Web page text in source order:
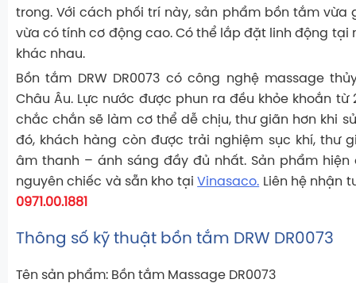
trong. Với cách phối trí này, sản phẩm bồn tắm vừa
vừa có tính cơ động cao. Có thể lắp đặt linh động tại
khác nhau.
Bồn tắm DRW DR0073 có công nghệ massage
Châu Âu. Lực nước được phun ra đều khỏe khoắn từ
chắc chắn sẽ làm cơ thể dễ chịu, thư giãn hơn khi
đó, khách hàng còn được trải nghiệm sục khí, thư
âm thanh – ánh sáng đầy đủ nhất. Sản phẩm hiện
nguyên chiếc và sẵn kho tạiVinasaco. Liên hệ nhận
0971.00.1881
Thông số kỹ thuật bồn tắm DRW DR0073
Tên sản phẩm: Bồn tắm Massage DR0073